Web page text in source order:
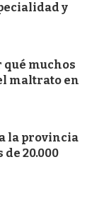
y
muchos
maltrato en
la provincia
20.000